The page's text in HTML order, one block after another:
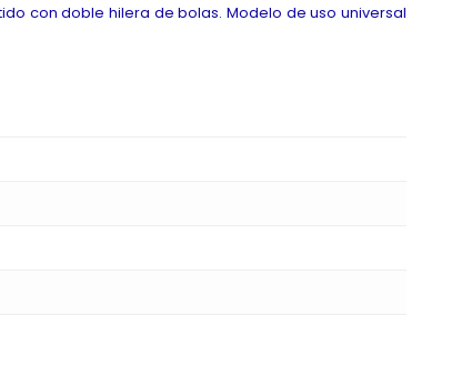
con doble hilera de bolas. Modelo de uso universal